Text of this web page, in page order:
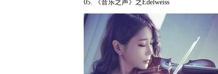
05. 《音乐之声》之Edelweiss